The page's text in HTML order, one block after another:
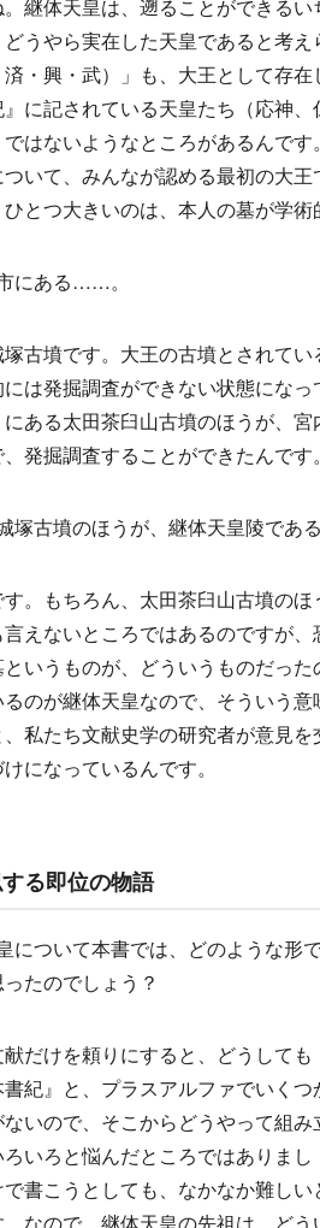
継体天皇は、遡ることができる
うやら実在した天皇であると考
・興・武）」も、大王として存
に記されている天皇たち（応神
はないようなところがあるんで
いて、みんなが認める最初の大
とつ大きいのは、本人の墓が学術
にある……。
古墳です。大王の古墳とされて
は発掘調査ができない状態になっ
ある太田茶臼山古墳のほうが、
発掘調査することができたんです。
塚古墳のほうが、継体天皇陵であ
。もちろん、太田茶臼山古墳の
えないところではあるのですが、
いうものが、どういうものだっ
のが継体天皇なので、そういう意
私たち文献史学の研究者が意見を
になっているんです。
る即位の物語
について本書では、どのような形
たのでしょう？
だけを頼りにすると、どうしても
書紀』と、プラスアルファでいくつ
いので、そこからどうやって組み
いろと悩んだところではありまし
書こうとしても、なかなか難しい